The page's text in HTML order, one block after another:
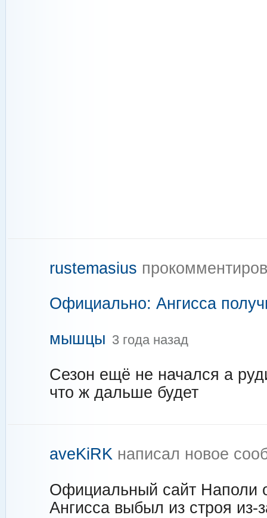
rustemasius
Официально: Ангисса
мышцы 3 года назад
Сезон ещё не начался а
что ж дальше будет
aveKiRKнаписал новое
Официальный сайт Наполи
Ангисса выбыл из строя из-